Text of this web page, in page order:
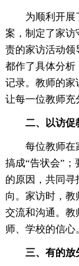
为顺利开展
案，制定了家访
责的家访活动领
都作了具体分析
记录。教师的家
让每一位教师充
二、以访促
每位教师在
搞成“告状会”
的原因，共同
向。家访时，
交流和沟通。教
师、学校的信心
三、有的放